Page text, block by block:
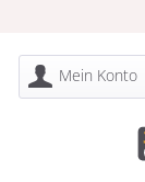
Mein Konto